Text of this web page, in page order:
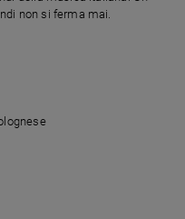
non si ferma mai.